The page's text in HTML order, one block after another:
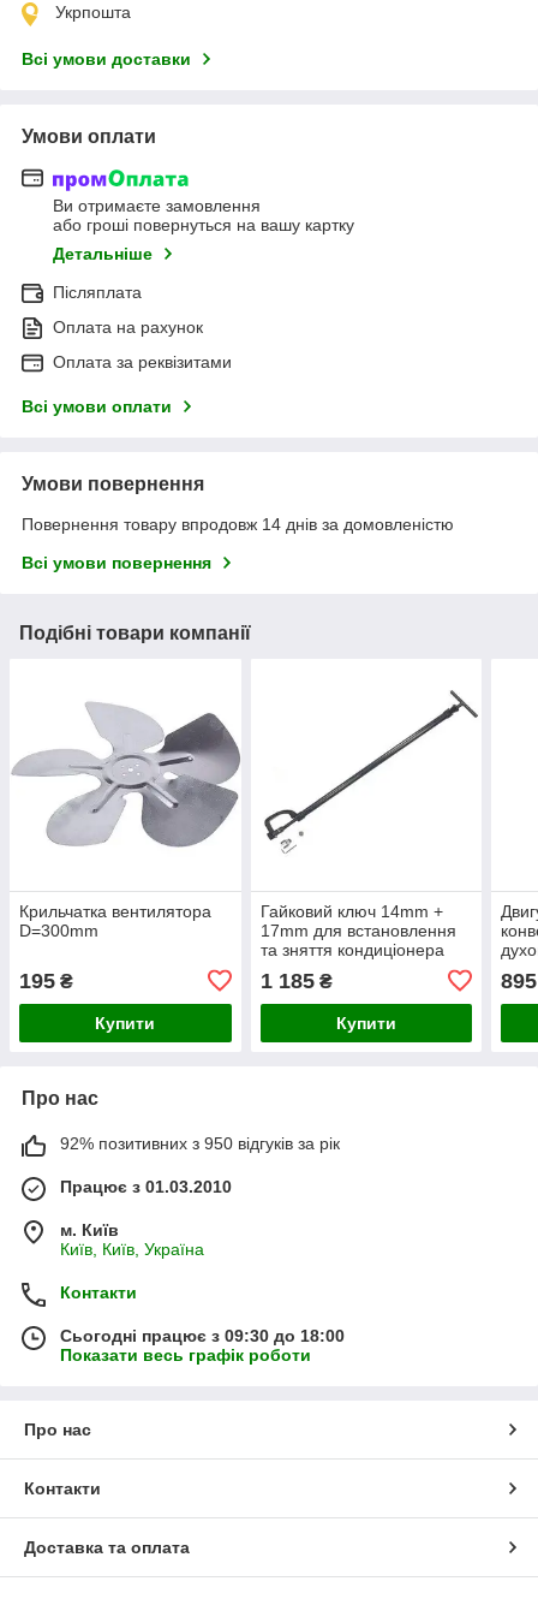
Укрпошта
Всі умови доставки
Умови оплати
Ви отримаєте замовлення
або гроші повернуться на вашу картку
Детальніше
Післяплата
Оплата на рахунок
Оплата за реквізитами
Всі умови оплати
Умови повернення
Повернення товару впродовж 14 днів за домовленістю
Всі умови повернення
Подібні товари компанії
Крильчатка вентилятора
D=300mm
195 ₴
Купити
Гайковий ключ 14mm +
17mm для встановлення
та зняття кондиціонера
1 185₴
Купити
895
Про нас
92% позитивних з 950 відгуків за рік
Працює з 01.03.2010
м. Київ
Київ, Київ, Україна
Контакти
Сьогодні працює з 09:30 до 18:00
Показати весь графік роботи
Про нас
Контакти
Доставка та оплата